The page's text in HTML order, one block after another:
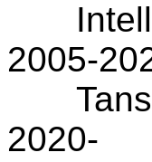
2005-
2020-